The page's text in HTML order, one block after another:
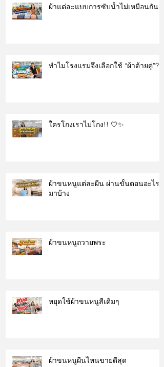
ผ้าแต่ละแบบการซับน้ำไม่เหมือนกัน
ทำไมโรงแรมจึงเลือกใช้ “ผ้าด้ายคู่”?
ใครโกงเราไม่โกง!! 🤍✨
ผ้าขนหนูแต่ละผืน ผ่านขั้นตอนอะไร
มาบ้าง
ผ้าขนหนูถวายพระ
หยุดใช้ผ้าขนหนูสีเดิมๆ
ผ้าขนหนูผืนไหนขายดีสุด